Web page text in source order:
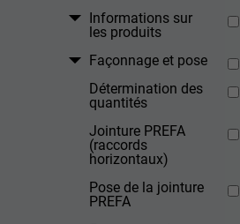
Informations sur
les produits
Façonnage et pose
Détermination des
quantités
Jointure PREFA
(raccords
horizontaux)
Pose de la jointure
PREFA